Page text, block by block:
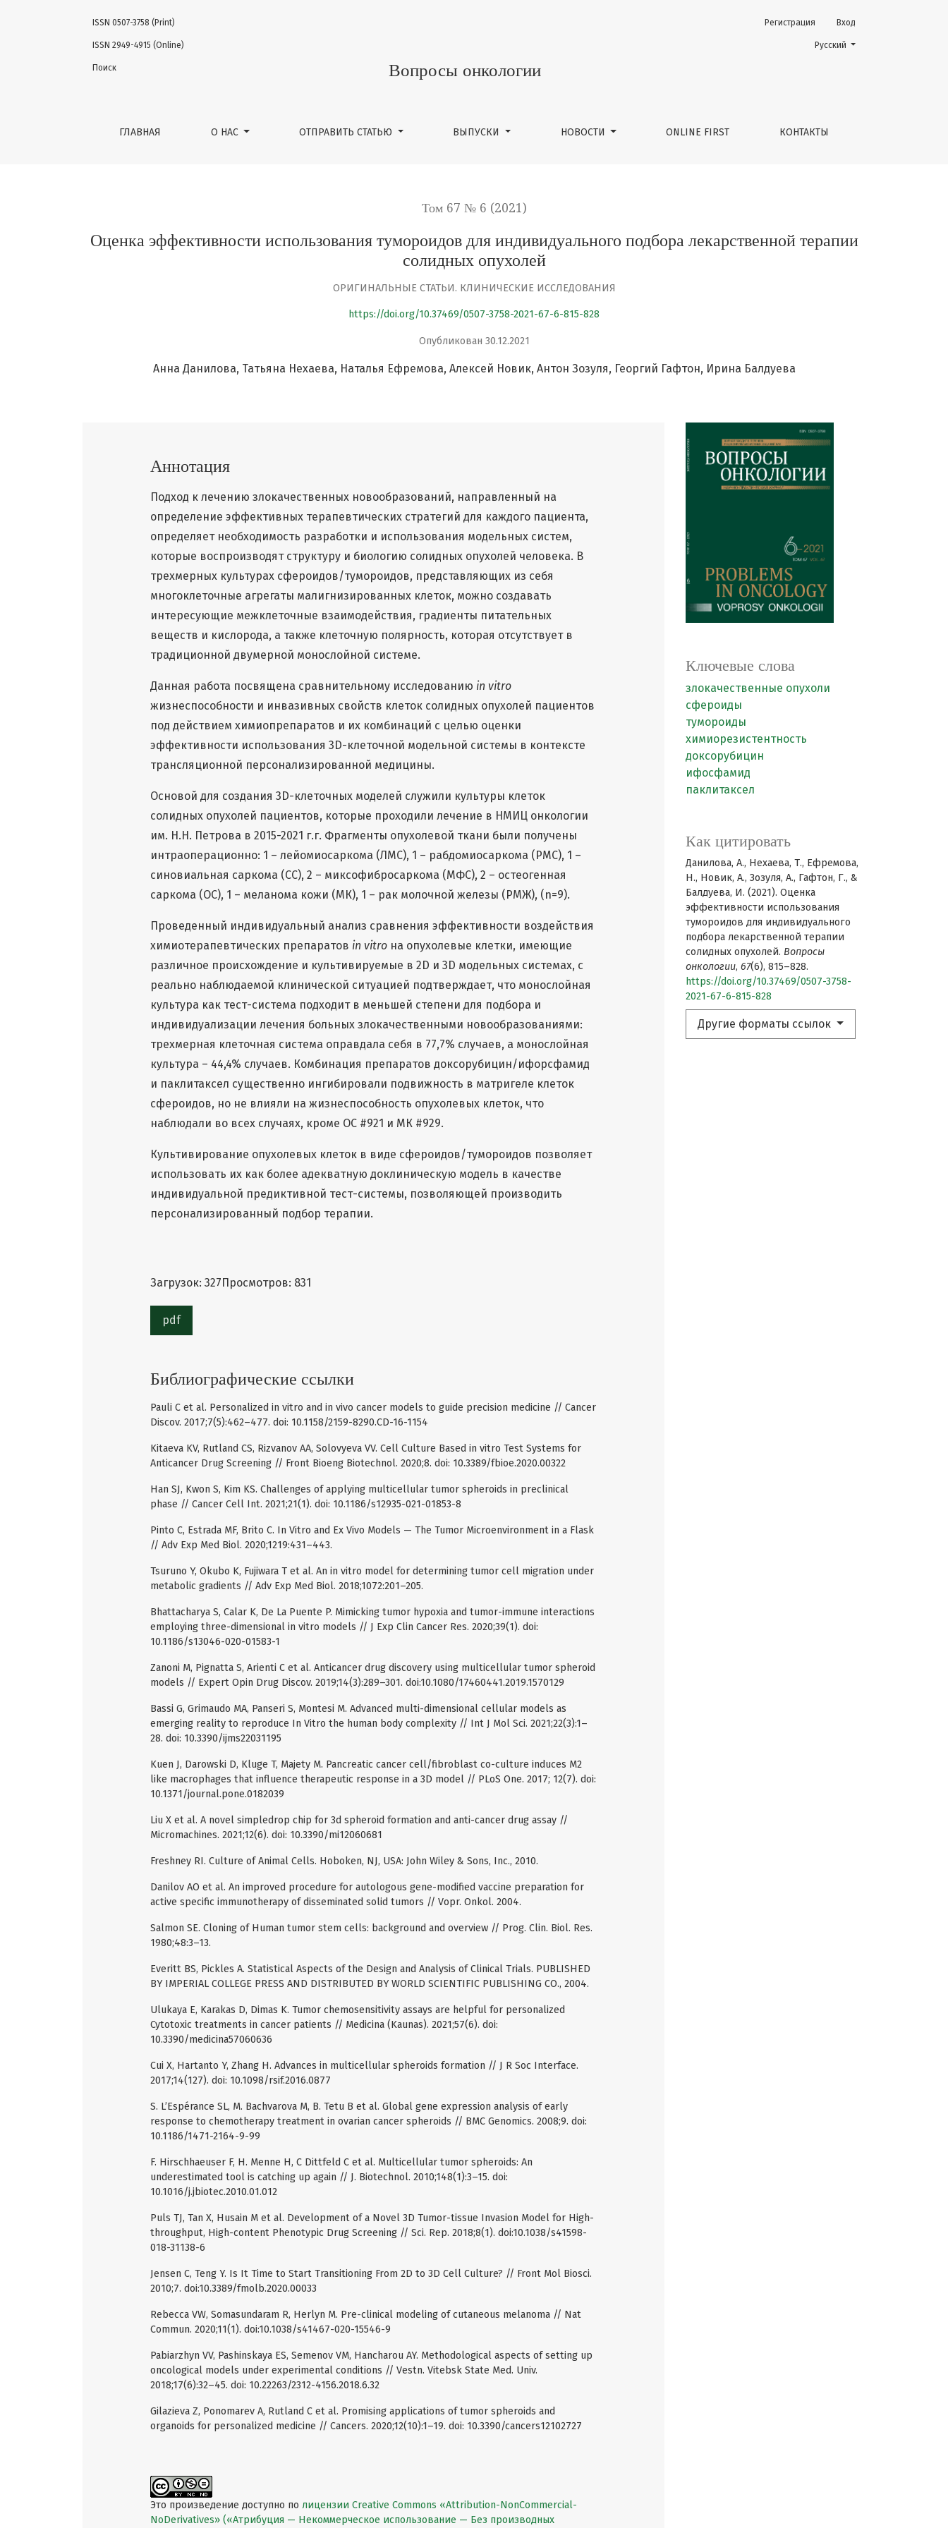
Оценка эффективности использования тумороидов для индивидуального подбора лекарственной терапии солидных опухолей
Вопросы онкологии
ГЛАВНАЯ О НАС ОТПРАВИТЬ СТАТЬЮ ВЫПУСКИ НОВОСТИ ONLINE FIRST КОНТАКТЫ
Регистрация Вход
ISSN 0507-3758 (Print)
ISSN 2949-4915 (Online)
Поиск
Change the language. The
Русский
Том 67 № 6 (2021)
Оценка эффективности использования тумороидов для индивидуального подбора лекарственной терапии
солидных опухолей
ОРИГИНАЛЬНЫЕ СТАТЬИ. КЛИНИЧЕСКИЕ ИССЛЕДОВАНИЯ
https://doi.org/10.37469/0507-3758-2021-67-6-815-828
Опубликован 30.12.2021
Анна Данилова Татьяна Нехаева Наталья Ефремова Алексей Новик Антон Зозуля Георгий Гафтон Ирина Балдуева
Ключевые слова
злокачественные опухоли
сфероиды
тумороиды
химиорезистентность
доксорубицин
ифосфамид
паклитаксел
Как цитировать
Данилова, А., Нехаева, Т., Ефремова,
Н., Новик, А., Зозуля, А., Гафтон, Г., &
Балдуева, И. (2021). Оценка
эффективности использования
тумороидов для индивидуального
подбора лекарственной терапии
солидных опухолей. Вопросы
онкологии, 67(6), 815–828.
https://doi.org/10.37469/0507-3758-
2021-67-6-815-828
Другие форматы ссылок
Аннотация
Подход к лечению злокачественных новообразований, направленный на
определение эффективных терапевтических стратегий для каждого пациента,
определяет необходимость разработки и использования модельных систем,
которые воспроизводят структуру и биологию солидных опухолей человека. В
трехмерных культурах сфероидов/тумороидов, представляющих из себя
многоклеточные агрегаты малигнизированных клеток, можно создавать
интересующие межклеточные взаимодействия, градиенты питательных
веществ и кислорода, а также клеточную полярность, которая отсутствует в
традиционной двумерной монослойной системе.
Данная работа посвящена сравнительному исследованию in vitro
жизнеспособности и инвазивных свойств клеток солидных опухолей пациентов
под действием химиопрепаратов и их комбинаций с целью оценки
эффективности использования 3D-клеточной модельной системы в контексте
трансляционной персонализированной медицины.
Основой для создания 3D-клеточных моделей служили культуры клеток
солидных опухолей пациентов, которые проходили лечение в НМИЦ онкологии
им. Н.Н. Петрова в 2015-2021 г.г. Фрагменты опухолевой ткани были получены
интраоперационно: 1 – лейомиосаркома (ЛМС), 1 – рабдомиосаркома (РМС), 1 –
синовиальная саркома (СС), 2 – миксофибросаркома (МФС), 2 – остеогенная
саркома (ОС), 1 – меланома кожи (МК), 1 – рак молочной железы (РМЖ), (n=9).
Проведенный индивидуальный анализ сравнения эффективности воздействия
химиотерапевтических препаратов in vitro на опухолевые клетки, имеющие
различное происхождение и культивируемые в 2D и 3D модельных системах, с
реально наблюдаемой клинической ситуацией подтверждает, что монослойная
культура как тест-система подходит в меньшей степени для подбора и
индивидуализации лечения больных злокачественными новообразованиями:
трехмерная клеточная система оправдала себя в 77,7% случаев, а монослойная
культура – 44,4% случаев. Комбинация препаратов доксорубицин/ифорсфамид
и паклитаксел существенно ингибировали подвижность в матригеле клеток
сфероидов, но не влияли на жизнеспособность опухолевых клеток, что
наблюдали во всех случаях, кроме ОС #921 и МК #929.
Культивирование опухолевых клеток в виде сфероидов/тумороидов позволяет
использовать их как более адекватную доклиническую модель в качестве
индивидуальной предиктивной тест-системы, позволяющей производить
персонализированный подбор терапии.
Загрузок: 327Просмотров: 831
pdf
Библиографические ссылки
Pauli C et al. Personalized in vitro and in vivo cancer models to guide precision medicine // Cancer
Discov. 2017;7(5):462–477. doi: 10.1158/2159-8290.CD-16-1154
Kitaeva KV, Rutland CS, Rizvanov AA, Solovyeva VV. Cell Culture Based in vitro Test Systems for
Anticancer Drug Screening // Front Bioeng Biotechnol. 2020;8. doi: 10.3389/fbioe.2020.00322
Han SJ, Kwon S, Kim KS. Challenges of applying multicellular tumor spheroids in preclinical
phase // Cancer Cell Int. 2021;21(1). doi: 10.1186/s12935-021-01853-8
Pinto C, Estrada MF, Brito C. In Vitro and Ex Vivo Models — The Tumor Microenvironment in a Flask
// Adv Exp Med Biol. 2020;1219:431–443.
Tsuruno Y, Okubo K, Fujiwara T et al. An in vitro model for determining tumor cell migration under
metabolic gradients // Adv Exp Med Biol. 2018;1072:201–205.
Bhattacharya S, Calar K, De La Puente P. Mimicking tumor hypoxia and tumor-immune interactions
employing three-dimensional in vitro models // J Exp Clin Cancer Res. 2020;39(1). doi:
10.1186/s13046-020-01583-1
Zanoni M, Pignatta S, Arienti C et al. Anticancer drug discovery using multicellular tumor spheroid
models // Expert Opin Drug Discov. 2019;14(3):289–301. doi:10.1080/17460441.2019.1570129
Bassi G, Grimaudo MA, Panseri S, Montesi M. Advanced multi-dimensional cellular models as
emerging reality to reproduce In Vitro the human body complexity // Int J Mol Sci. 2021;22(3):1–
28. doi: 10.3390/ijms22031195
Kuen J, Darowski D, Kluge T, Majety M. Pancreatic cancer cell/fibroblast co-culture induces M2
like macrophages that influence therapeutic response in a 3D model // PLoS One. 2017; 12(7). doi:
10.1371/journal.pone.0182039
Liu X et al. A novel simpledrop chip for 3d spheroid formation and anti-cancer drug assay //
Micromachines. 2021;12(6). doi: 10.3390/mi12060681
Freshney RI. Culture of Animal Cells. Hoboken, NJ, USA: John Wiley & Sons, Inc., 2010.
Danilov AO et al. An improved procedure for autologous gene-modified vaccine preparation for
active specific immunotherapy of disseminated solid tumors // Vopr. Onkol. 2004.
Salmon SE. Cloning of Human tumor stem cells: background and overview // Prog. Clin. Biol. Res.
1980;48:3–13.
Everitt BS, Pickles A. Statistical Aspects of the Design and Analysis of Clinical Trials. PUBLISHED
BY IMPERIAL COLLEGE PRESS AND DISTRIBUTED BY WORLD SCIENTIFIC PUBLISHING CO., 2004.
Ulukaya E, Karakas D, Dimas K. Tumor chemosensitivity assays are helpful for personalized
Cytotoxic treatments in cancer patients // Medicina (Kaunas). 2021;57(6). doi:
10.3390/medicina57060636
Cui X, Hartanto Y, Zhang H. Advances in multicellular spheroids formation // J R Soc Interface.
2017;14(127). doi: 10.1098/rsif.2016.0877
S. L’Espérance SL, M. Bachvarova M, B. Tetu B et al. Global gene expression analysis of early
response to chemotherapy treatment in ovarian cancer spheroids // BMC Genomics. 2008;9. doi:
10.1186/1471-2164-9-99
F. Hirschhaeuser F, H. Menne H, C Dittfeld C et al. Multicellular tumor spheroids: An
underestimated tool is catching up again // J. Biotechnol. 2010;148(1):3–15. doi:
10.1016/j.jbiotec.2010.01.012
Puls TJ, Tan X, Husain M et al. Development of a Novel 3D Tumor-tissue Invasion Model for High-
throughput, High-content Phenotypic Drug Screening // Sci. Rep. 2018;8(1). doi:10.1038/s41598-
018-31138-6
Jensen C, Teng Y. Is It Time to Start Transitioning From 2D to 3D Cell Culture? // Front Mol Biosci.
2010;7. doi:10.3389/fmolb.2020.00033
Rebecca VW, Somasundaram R, Herlyn M. Pre-clinical modeling of cutaneous melanoma // Nat
Commun. 2020;11(1). doi:10.1038/s41467-020-15546-9
Pabiarzhyn VV, Pashinskaya ES, Semenov VM, Hancharou AY. Methodological aspects of setting up
oncological models under experimental conditions // Vestn. Vitebsk State Med. Univ.
2018;17(6):32–45. doi: 10.22263/2312-4156.2018.6.32
Gilazieva Z, Ponomarev A, Rutland C et al. Promising applications of tumor spheroids and
organoids for personalized medicine // Cancers. 2020;12(10):1–19. doi: 10.3390/cancers12102727
Это произведение доступно по лицензии Creative Commons «Attribution-NonCommercial-
NoDerivatives» («Атрибуция — Некоммерческое использование — Без производных